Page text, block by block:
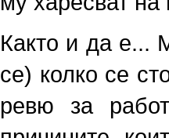
Както и да е...
се) колко се
ревю за